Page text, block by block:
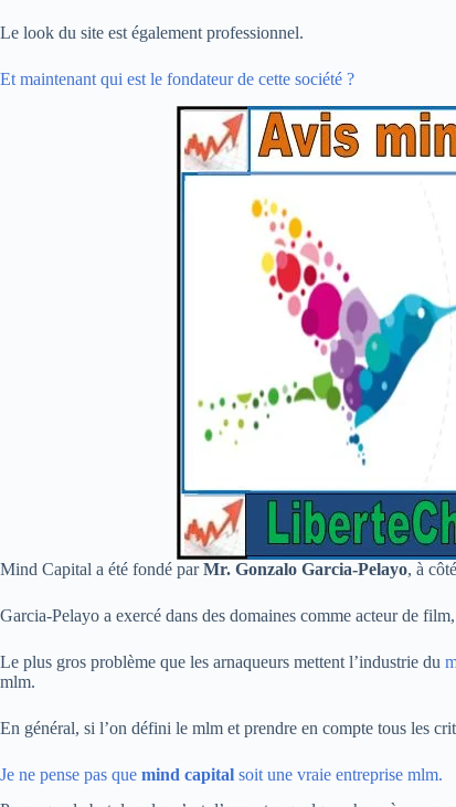
Le look du site est également professionnel.
Et maintenant qui est le fondateur de cette société ?
Mind Capital a été fondé parMr. Gonzalo Garcia-Pelayo, à
Garcia-Pelayo a exercé dans des domaines comme acteur de
Le plus gros problème que les arnaqueurs mettent l’industrie du
mlm.
En général, si l’on défini le mlm et prendre en compte tous les
Je ne pense pas que mind capital soit une vraie entreprise mlm.